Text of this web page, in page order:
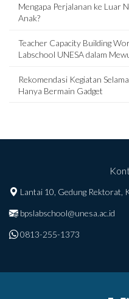
Mengapa Perjalanan ke Luar
Anak?
Teacher Capacity Building
Labschool UNESA dalam
Rekomendasi Kegiatan
Hanya Bermain Gadget
Lantai 10, Gedung Rektorat,
bpslabschool@unesa.ac.id
0813-255-1373